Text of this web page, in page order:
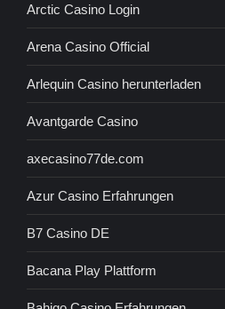
Arctic Casino Login
Arena Casino Official
Arlequin Casino herunterladen
Avantgarde Casino
axecasino77de.com
Azur Casino Erfahrungen
B7 Casino DE
Bacana Play Plattform